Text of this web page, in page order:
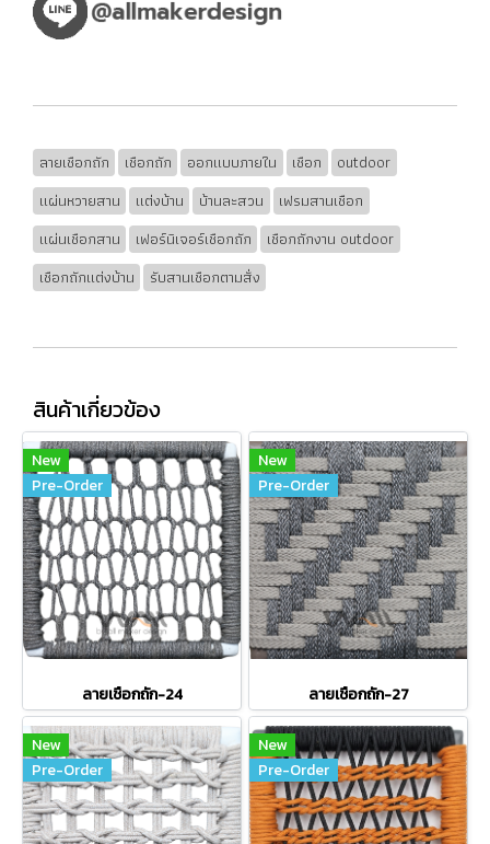
ลายเชือกถัก เชือกถัก ออกแบบภายใน เชือก
outdoor
แผ่นหวายสาน
แต่งบ้าน บ้านละสวน
เฟรมสานเชือก
แผ่นเชือกสาน
เฟอร์นิเจอร์เชือกถัก
เชือกถักงาน outdoor
เชือกถักแต่งบ้าน
รับสานเชือกตามสั่ง
สินค้าเกี่ยวข้อง
New
Pre-Order
ลายเชือกถัก-24
New
Pre-Order
ลายเชือกถัก-27
New
Pre-Order
New
Pre-Order